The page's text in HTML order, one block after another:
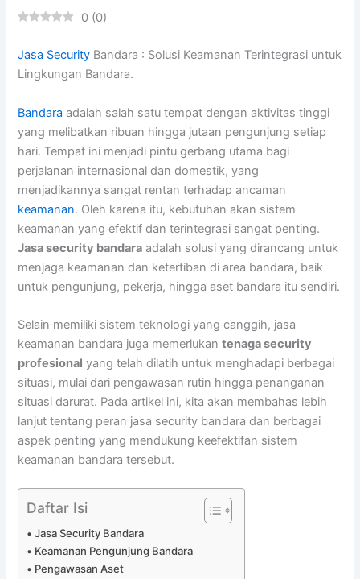
0 (0)
Jasa Security Bandara : Solusi Keamanan Terintegrasi untuk
Lingkungan Bandara.
Bandara adalah salah satu tempat dengan aktivitas tinggi
yang melibatkan ribuan hingga jutaan pengunjung setiap
hari. Tempat ini menjadi pintu gerbang utama bagi
perjalanan internasional dan domestik, yang
menjadikannya sangat rentan terhadap ancaman
keamanan. Oleh karena itu, kebutuhan akan sistem
keamanan yang efektif dan terintegrasi sangat penting.
Jasa security bandara adalah solusi yang dirancang untuk
menjaga keamanan dan ketertiban di area bandara, baik
untuk pengunjung, pekerja, hingga aset bandara itu sendiri.
Selain memiliki sistem teknologi yang canggih, jasa
keamanan bandara juga memerlukantenaga security
profesional yang telah dilatih untuk menghadapi berbagai
situasi, mulai dari pengawasan rutin hingga penanganan
situasi darurat. Pada artikel ini, kita akan membahas lebih
lanjut tentang peran jasa security bandara dan berbagai
aspek penting yang mendukung keefektifan sistem
keamanan bandara tersebut.
Daftar Isi
Jasa Security Bandara
Keamanan Pengunjung Bandara
Pengawasan Aset